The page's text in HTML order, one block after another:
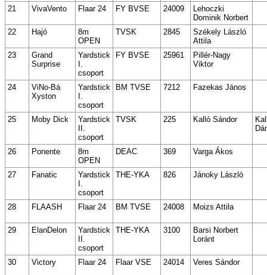
21 VivaVento Flaar 24 FY BVSE 24009
Lehoczki
Dominik Norbert
22
Hajó
8m
OPEN
TVSK 2845
Székely László
Attila
23
Grand
Surprise
Yardstick
I.
csoport
FY BVSE 25961
Pillér-Nagy
Viktor
24
ViNo-Bá
Xyston
Yardstick
I.
csoport
BM TVSE 7212 Fazekas János
25 Moby Dick
Yardstick
II.
csoport
TVSK 225 Kalló Sándor
26 Ponente
8m
OPEN
DEAC 369 Varga Ákos
27 Fanatic
Yardstick
I.
csoport
THE-YKA 826 Jánoky László
28 FLAASH Flaar 24 BM TVSE 24008 Moizs Attila
29 ElanDelon
Yardstick
II.
csoport
THE-YKA 3100
Barsi Norbert
Loránt
30 Victory Flaar 24 Flaar VSE 24014 Veres Sándor